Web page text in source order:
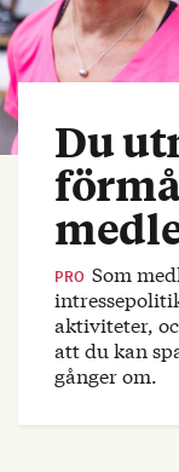
Du
PRO Som
aktiviteter,
att du kan
gånger om.